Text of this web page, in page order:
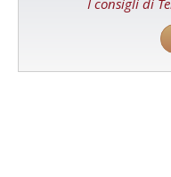
I consigli di